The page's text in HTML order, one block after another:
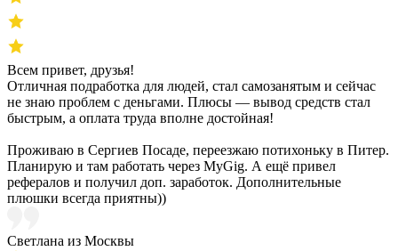
Всем привет, друзья!
Отличная подработка для людей, стал самозанятым и сейчас
не знаю проблем с деньгами. Плюсы — вывод средств стал
быстрым, а оплата труда вполне достойная!
Проживаю в Сергиев Посаде, переезжаю потихоньку в Питер.
Планирую и там работать через MyGig. А ещё привел
рефералов и получил доп. заработок. Дополнительные
плюшки всегда приятны))
Светлана из Москвы